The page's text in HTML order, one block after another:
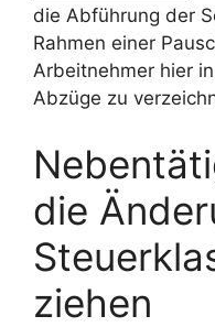
die Abführung der
Rahmen einer
Arbeitnehmer hier
Abzüge zu
die
ziehen